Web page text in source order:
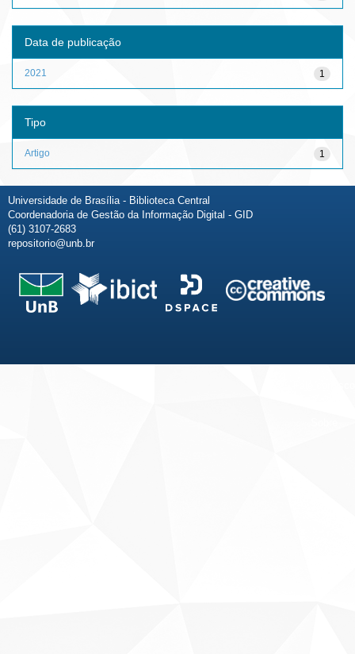
Data de publicação
1
2021
Tipo
1
Artigo
Universidade de Brasília - Biblioteca Central
Coordenadoria de Gestão da Informação Digital - GID
(61) 3107-2683
repositorio@unb.br